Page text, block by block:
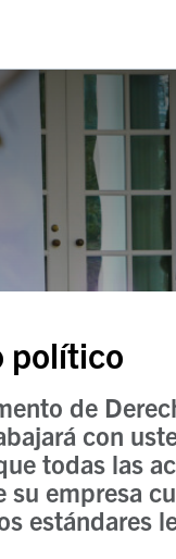
político
de
con
todas las
su empresa
estándares